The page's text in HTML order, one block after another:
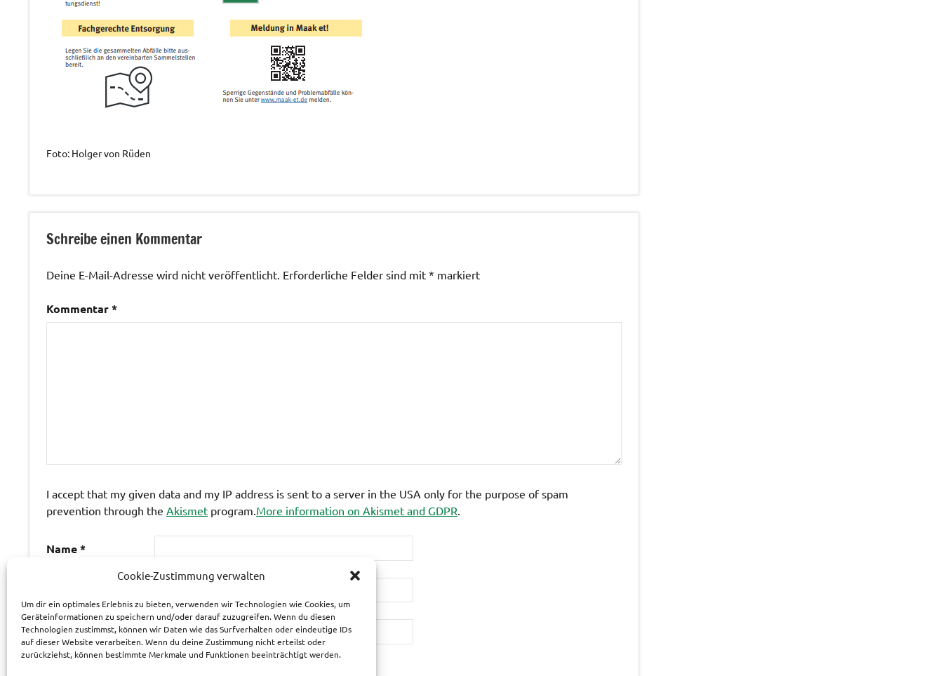
Cookie-Zustimmung verwalten
Um dir ein optimales Erlebnis zu bieten, verwenden wir Technologien wie Cookies, um
Geräteinformationen zu speichern und/oder darauf zuzugreifen. Wenn du diesen
Technologien zustimmst, können wir Daten wie das Surfverhalten oder eindeutige IDs
auf dieser Website verarbeiten. Wenn du deine Zustimmung nicht erteilst oder
zurückziehst, können bestimmte Merkmale und Funktionen beeinträchtigt werden.
Foto: Holger von Rüden
Schreibe einen Kommentar
Deine E-Mail-Adresse wird nicht veröffentlicht. Erforderliche Felder sind mit * markiert
Kommentar*
I accept that my given data and my IP address is sent to a server in the USA only for the purpose of spam
prevention through the Akismet program.More information on Akismet and GDPR.
Name*
Website